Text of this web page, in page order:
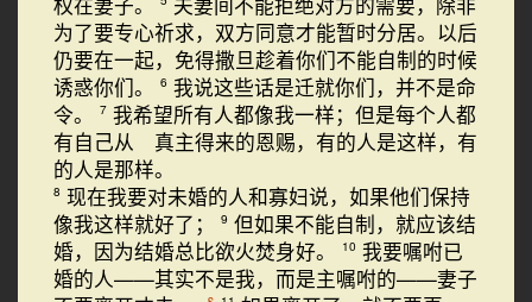
为了要专心祈求，双方同意才能暂时分居。以后
仍要在一起，免得撒旦趁着你们不能自制的时候
诱惑你们。
6 我说这些话是迁就你们，并不是命
令。
7 我希望所有人都像我一样；但是每个人都
有自己从 真主得来的恩赐，有的人是这样，有
的人是那样。
8 现在我要对未婚的人和寡妇说，如果他们保持
像我这样就好了；
9 但如果不能自制，就应该结
婚，因为结婚总比欲火焚身好。
10 我要嘱咐已
婚的人——其实不是我，而是主嘱咐的——妻子